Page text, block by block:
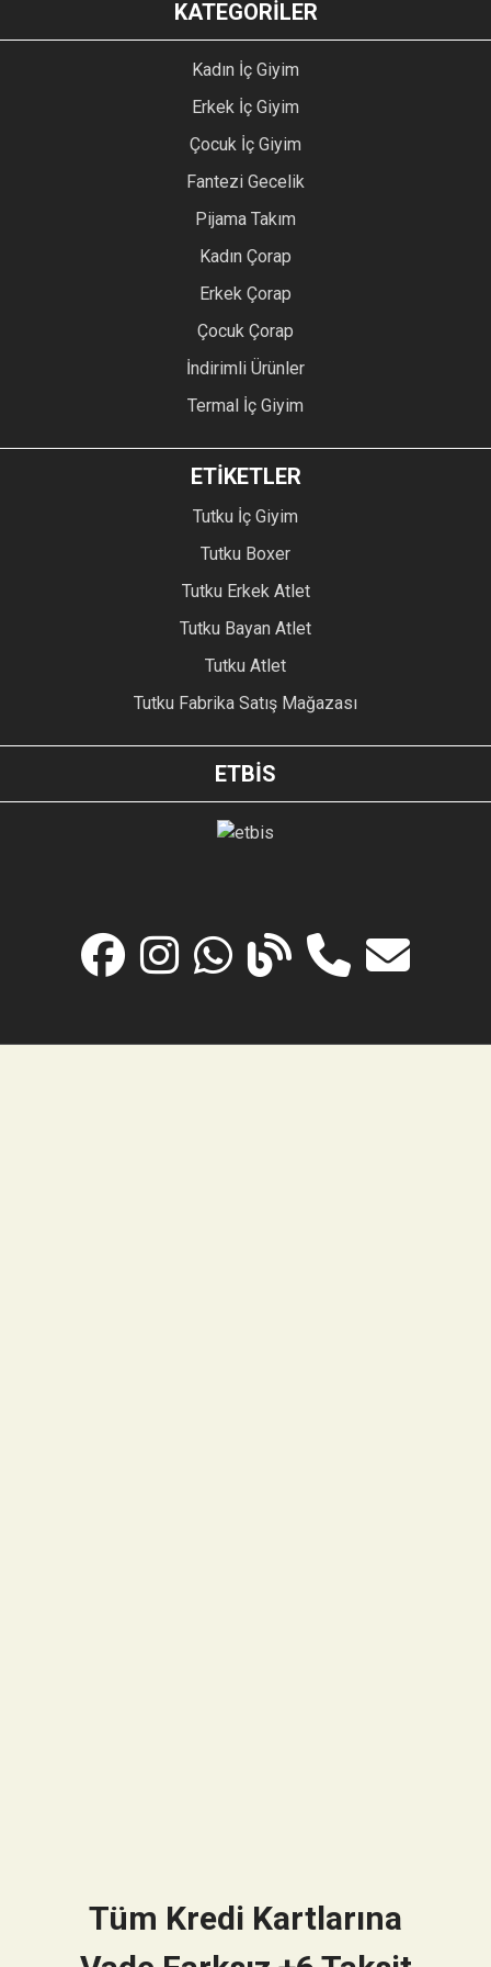
KATEGORİLER
Kadın İç Giyim
Erkek İç Giyim
Çocuk İç Giyim
Fantezi Gecelik
Pijama Takım
Kadın Çorap
Erkek Çorap
Çocuk Çorap
İndirimli Ürünler
Termal İç Giyim
ETİKETLER
Tutku İç Giyim
Tutku Boxer
Tutku Erkek Atlet
Tutku Bayan Atlet
Tutku Atlet
Tutku Fabrika Satış Mağazası
ETBİS
Tüm Kredi Kartlarına